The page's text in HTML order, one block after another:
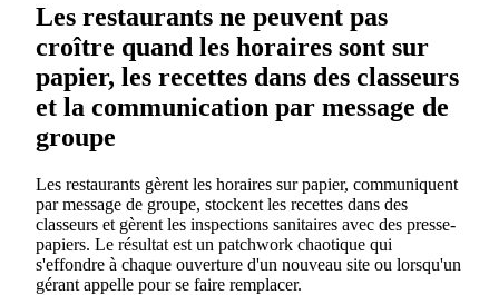
Les restaurants ne peuvent pas
croître quand les horaires sont sur
papier, les recettes dans des classeurs
et la communication par message de
groupe
Les restaurants gèrent les horaires sur papier, communiquent
par message de groupe, stockent les recettes dans des
classeurs et gèrent les inspections sanitaires avec des presse-
papiers. Le résultat est un patchwork chaotique qui
s'effondre à chaque ouverture d'un nouveau site ou lorsqu'un
gérant appelle pour se faire remplacer.